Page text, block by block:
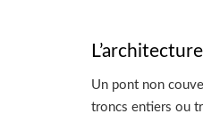
Un pont non
troncs entiers ou